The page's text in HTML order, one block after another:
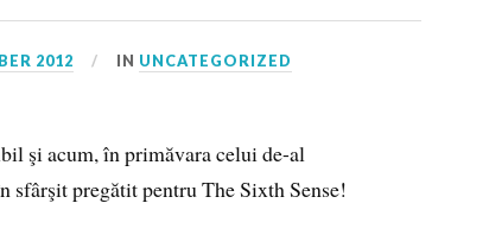
2012 IN UNCATEGORIZED
şi acum, în primăvara celui de-al
sfârşit pregătit pentru The Sixth Sense!